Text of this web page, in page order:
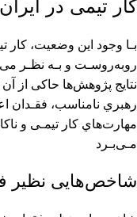
ﻛﺎر ﺗﻴﻤﻰ در اﻳﺮان
ﺑـﺎ وﺟﻮد اﻳﻦ وﺿﻌﻴﺖ، ﻛﺎر
روﺑﻪروﺳـﺖ و ﺑـﻪ ﻧﻈـﺮ
ﻧﺘﺎﻳﺞ ﭘﮋوﻫﺶﻫﺎ ﺣﺎﻛﻰ از
رﻫﺒﺮي ﻧﺎﻣﻨﺎﺳﺐ، ﻓﻘـﺪان
ﻣﻬﺎرتﻫﺎي ﻛﺎر ﺗﻴﻤـﻰ و
ﻣـﻰﺑـﺮد
ﺷﺎﺧﺺﻫﺎﻳﻰ ﻧﻈﻴﺮ